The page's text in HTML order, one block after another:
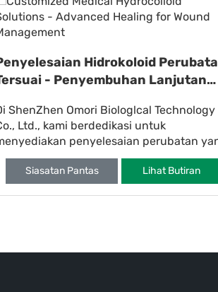
Hidrokoloid
- Penyembuhan Lanjutan
ShenZhen Omori Biologlcal Technology
Ltd., kami berdedikasi untuk
penyelesaian perubatan
inovatif dan disesuaikan. Sebagai pelopor
dalam die-cuttin
Siasatan Pantas Lihat Butiran